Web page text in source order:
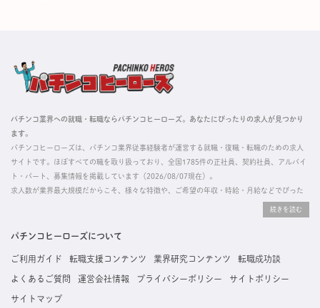
パチンコ業界への就職・転職ならパチンコヒーローズ。あなたにぴったりの求人が見つかり
ます。
パチンコヒーローズは、パチンコ業界従事経験者が運営する就職・復職・転職のための求人
サイトです。ほぼすべての職を取り扱っており、全国1785件の正社員、契約社員、アルバイ
ト・パート、募集情報を掲載しています（2026/08/07現在）。
求人数が業界最大規模だからこそ、様々な特徴や、ご希望の年収・時給・月給などでぴった
掲載している求人は、すべて契約法人様から寄せられた正規の求人情報です。応募いただい
た内容はすぐに直接事業所に届くためスムーズに転職・復職できます。
パチンコヒーローズについて
ご利用ガイド 転職支援コンテンツ 業界研究コンテンツ 転職成功談
よくあるご質問 運営会社情報 プライバシーポリシー サイトポリシー
サイトマップ